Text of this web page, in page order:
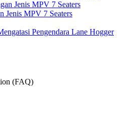
Jenis MPV 7 Seaters
Pengendara Lane Hogger
(FAQ)